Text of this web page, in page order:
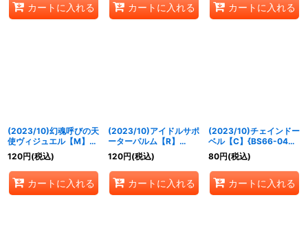
カートに入れる カートに入れる カートに入れる
(2023/10)幻魂呼びの天
使ヴィジュエル【M】
{BS66-040}《黄》
120円(税込)
カートに入れる
(2023/10)アイドルサポ
ーターパルム【R】
{BS66-041}《黄》
120円(税込)
カートに入れる
(2023/10)チェインドー
ベル【C】{BS66-042}
《青》
80円(税込)
カートに入れる